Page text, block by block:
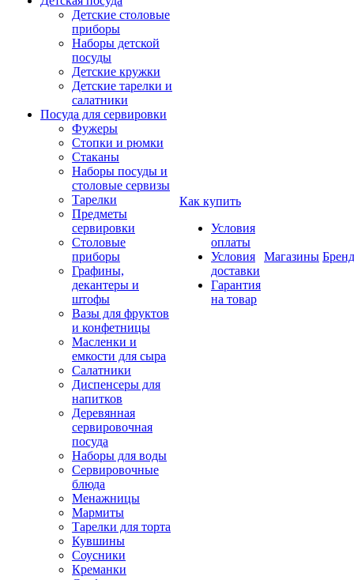
Детские столовые
приборы
Наборы детской
посуды
Детские кружки
Детские тарелки и
салатники
Посуда для сервировки
Фужеры
Стопки и рюмки
Стаканы
Наборы посуды и
столовые сервизы
Тарелки
Предметы
сервировки
Столовые
приборы
Графины,
декантеры и
штофы
Вазы для фруктов
и конфетницы
Масленки и
емкости для сыра
Салатники
Диспенсеры для
напитков
Деревянная
сервировочная
посуда
Наборы для воды
Сервировочные
блюда
Менажницы
Мармиты
Тарелки для торта
Кувшины
Соусники
Креманки
Как купить
Условия
оплаты
Условия
доставки
Гарантия
на товар
Магазины